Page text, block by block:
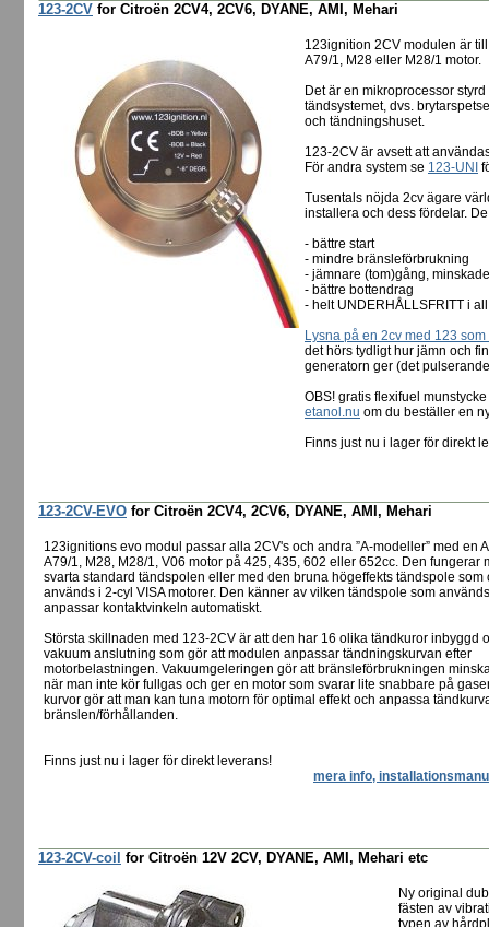
123-2CV for Citroën 2CV4, 2CV6, DYANE, AMI, Mehari
123ignition 2CV modulen är
A79/1, M28 eller M28/1 motor.
Det är en mikroprocessor
tändsystemet, dvs.
och tändningshuset.
123-2CV är avsett att
För andra system se 123-UNI
Tusentals nöjda 2cv ägare
installera och dess fördelar.
- bättre start
- mindre bränsleförbrukning
- jämnare (tom)gång,
- bättre bottendrag
- helt UNDERHÅLLSFRITT i
Lysna på en 2cv med 123 som
det hörs tydligt hur jämn och
generatorn ger (det
OBS! gratis flexifuel
etanol.nu om du beställer en
Finns just nu i lager för direkt
123-2CV-EVO for Citroën 2CV4, 2CV6, DYANE, AMI, Mehari
123ignitions evo modul passar alla 2CV's och andra ”A-modeller” med en
A79/1, M28, M28/1, V06 motor på 425, 435, 602 eller 652cc. Den fungerar
svarta standard tändspolen eller med den bruna högeffekts tändspole som
används i 2-cyl VISA motorer. Den känner av vilken tändspole som
anpassar kontaktvinkeln automatiskt.
Största skillnaden med 123-2CV är att den har 16 olika tändkuror inbyggd
vakuum anslutning som gör att modulen anpassar tändningskurvan efter
motorbelastningen. Vakuumgeleringen gör att bränsleförbrukningen
när man inte kör fullgas och ger en motor som svarar lite snabbare på
kurvor gör att man kan tuna motorn för optimal effekt och anpassa
bränslen/förhållanden.
Finns just nu i lager för direkt leverans!
mera info,
123-2CV-coil for Citroën 12V 2CV, DYANE, AMI, Mehari etc
Ny original
fästen av